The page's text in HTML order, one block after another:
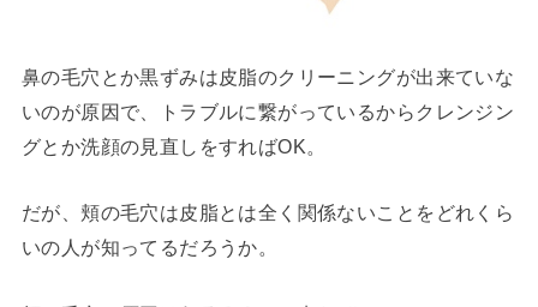
鼻の毛穴とか黒ずみは皮脂のクリーニングが出来ていな
いのが原因で、トラブルに繋がっているからクレンジン
グとか洗顔の見直しをすればOK。
だが、頬の毛穴は皮脂とは全く関係ないことをどれくら
いの人が知ってるだろうか。